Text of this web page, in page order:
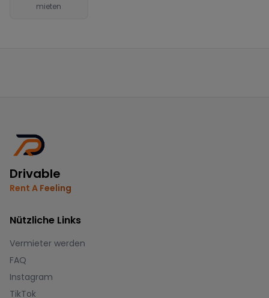
mieten
Drivable
Rent A Feeling
Nützliche Links
Vermieter werden
FAQ
Instagram
TikTok